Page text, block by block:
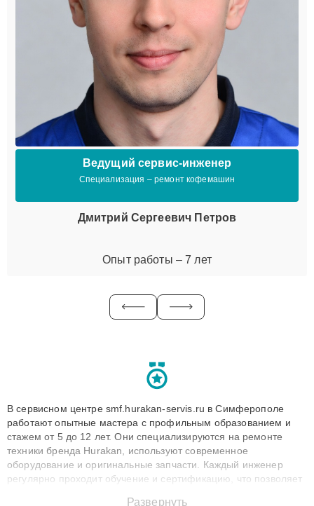
Ведущий сервис-инженер
Специализация – ремонт кофемашин
Дмитрий Сергеевич Петров
Опыт работы – 7 лет
В сервисном центре smf.hurakan-servis.ru в Симферополе
работают опытные мастера с профильным образованием и
стажем от 5 до 12 лет. Они специализируются на ремонте
техники бренда Hurakan, используют современное
оборудование и оригинальные запчасти. Каждый инженер
регулярно проходит обучение и сертификацию, что позволяет
Развернуть